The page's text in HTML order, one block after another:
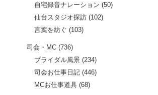
自宅録音ナレーション (50)
仙台スタジオ探訪(102)
言葉を紡ぐ (103)
司会・MC(736)
ブライダル風景(234)
司会お仕事日記(446)
MCお仕事道具(68)